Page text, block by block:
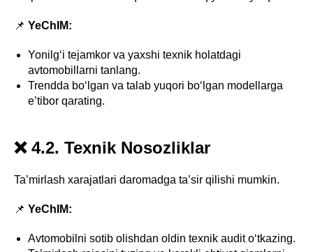
📌 YeChIM:
Yonilg‘i tejamkor va yaxshi texnik holatdagi
avtomobillarni tanlang.
Trendda bo‘lgan va talab yuqori bo‘lgan modellarga
e’tibor qarating.
❌ 4.2. Texnik Nosozliklar
Ta’mirlash xarajatlari daromadga ta’sir qilishi mumkin.
📌 YeChIM:
Avtomobilni sotib olishdan oldin texnik audit o‘tkazing.